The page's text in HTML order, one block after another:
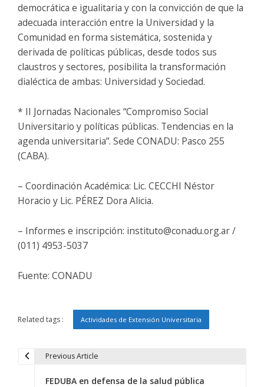
democrática e igualitaria y con la convicción de que la
adecuada interacción entre la Universidad y la
Comunidad en forma sistemática, sostenida y
derivada de políticas públicas, desde todos sus
claustros y sectores, posibilita la transformación
dialéctica de ambas: Universidad y Sociedad.
* II Jornadas Nacionales “Compromiso Social
Universitario y políticas públicas. Tendencias en la
agenda universitaria”. Sede CONADU: Pasco 255
(CABA).
– Coordinación Académica: Lic. CECCHI Néstor
Horacio y Lic. PÉREZ Dora Alicia.
– Informes e inscripción: instituto@conadu.org.ar /
(011) 4953-5037
Fuente: CONADU
Related tags : Actividades de Extensión Universitaria
Previous Article
FEDUBA en defensa de la salud pública